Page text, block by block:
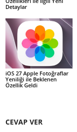
Detaylar
iOS 27 Apple Fotoğraflar
Yeniliği ile Beklenen
Özellik Geldi
CEVAP VER